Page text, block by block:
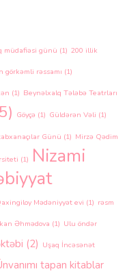
müdafiəsi günü (1) 200 illik
görkəmli rəssamı (1)
(1) Beynəlxalq Tələbə Teatrları
Göyçə (1) Güldərən Vəli (1)
Günü (1) Mirzə Qədim
(1) Nizami
Mədəniyyət evi (1) rəsm
Əhmədova (1) Ulu öndər
(2) Uşaq İncəsənət
tapan kitablar